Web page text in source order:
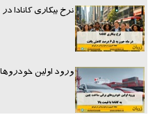
نرخ بیکاری کانادا در جون ۲۰۲۶
ورود اولین